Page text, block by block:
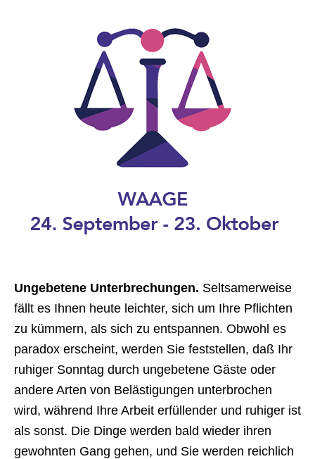
Ungebetene Unterbrechungen. Seltsamerweise
fällt es Ihnen heute leichter, sich um Ihre Pflichten
zu kümmern, als sich zu entspannen. Obwohl es
paradox erscheint, werden Sie feststellen, daß Ihr
ruhiger Sonntag durch ungebetene Gäste oder
andere Arten von Belästigungen unterbrochen
wird, während Ihre Arbeit erfüllender und ruhiger ist
als sonst. Die Dinge werden bald wieder ihren
gewohnten Gang gehen, und Sie werden reichlich